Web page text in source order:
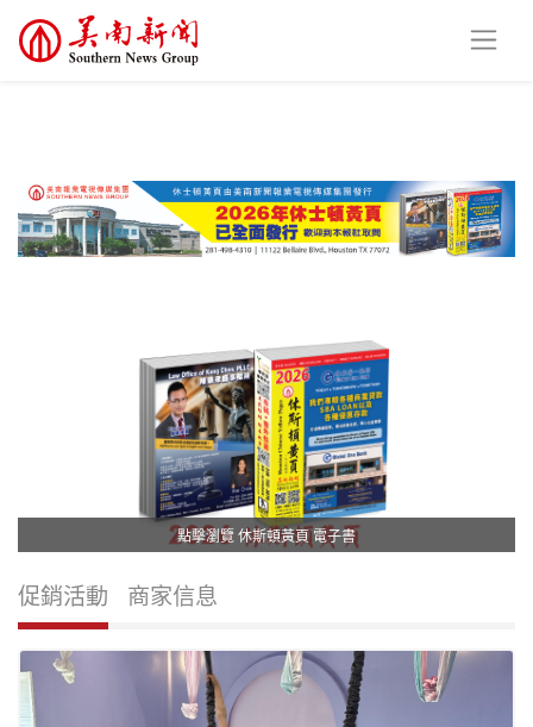
點擊瀏覽 休斯頓黃頁 電子書
促銷活動 商家信息